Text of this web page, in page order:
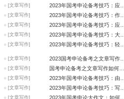
[文章写作]
[文章写作]
[文章写作]
[文章写作]
[文章写作]
[文章写作]
[文章写作]
[文章写作]
[文章写作]
[文章写作]